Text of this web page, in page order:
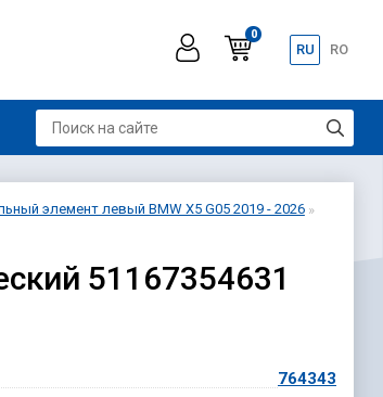
0
RU RO
элемент левый BMW X5 G05 2019 - 2026
51167354631
764343